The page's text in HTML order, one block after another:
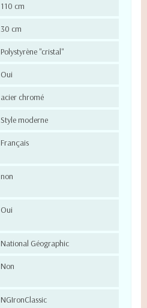
110 cm
30 cm
Polystyrène "cristal"
Oui
acier chromé
Style moderne
Français
non
Oui
National Géographic
Non
NGIronClassic